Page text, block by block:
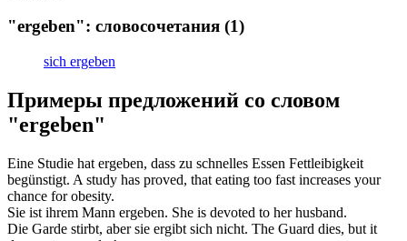
"ergeben": словосочетания (1)
sich ergeben
Примеры предложений со словом
"ergeben"
Eine Studie hat ergeben, dass zu schnelles Essen Fettleibigkeit
begünstigt. A study has proved, that eating too fast increases your
chance for obesity.
Sie ist ihrem Mann ergeben. She is devoted to her husband.
Die Garde stirbt, aber sie ergibt sich nicht. The Guard dies, but it